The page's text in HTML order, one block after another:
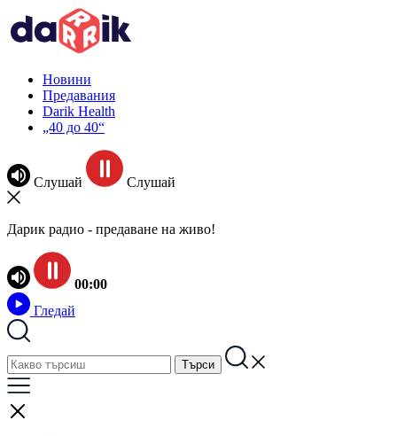
Новини
Предавания
Darik Health
„40 до 40“
Слушай Слушай
Дарик радио - предаване на живо!
00:00
Гледай